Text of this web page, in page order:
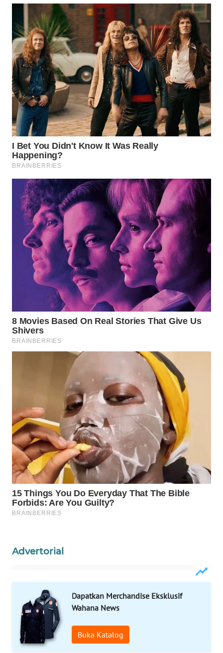
Advertorial
Dapatkan Merchandise Eksklusif
Wahana News
Buka Katalog
Wahana
Group
WAHANA
NEWS
WAHANA
TANI
WAHANA
ADVOKAT
WAHANA
INFRASTRUKTUR
WAHANA
KONSUMEN
WAHANA
LISTRIK
WAHANA
TRAVEL
TV
WAHANANEWS
ID
WAHANANEWS
NET
WAHANA
SPORT
WAHANA
UMKM
WAHANA
OTOMOTIF
WAHANA
HEALTH